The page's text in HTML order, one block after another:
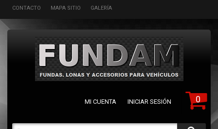
CONTACTO MAPA SITIO GALERÍA
0
MI CUENTA INICIAR SESIÓN